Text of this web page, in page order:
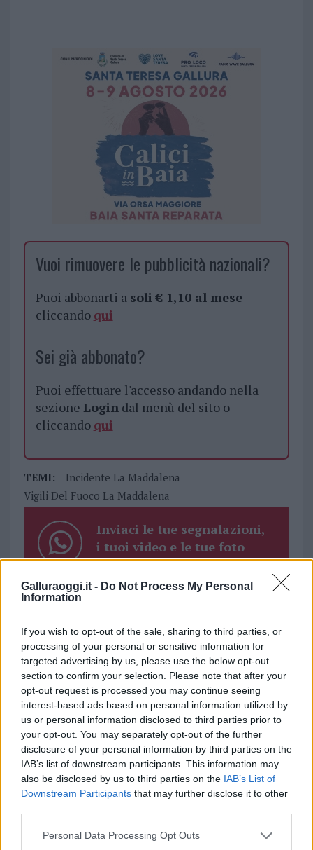
Galluraoggi.it - Do Not Process My Personal
Information
If you wish to opt-out of the sale, sharing to third parties, or
processing of your personal or sensitive information for
targeted advertising by us, please use the below opt-out
section to confirm your selection. Please note that after your
opt-out request is processed you may continue seeing
interest-based ads based on personal information utilized by
us or personal information disclosed to third parties prior to
your opt-out. You may separately opt-out of the further
disclosure of your personal information by third parties on the
IAB’s list of downstream participants. This information may
also be disclosed by us to third parties on the IAB’s List of
Downstream Participants that may further disclose it to other
Please note that this website/app uses one or more Google
Personal Data Processing Opt Outs
Vuoi rimuovere le pubblicità nazionali?
Puoi abbonarti a soli € 1,10 al mese
cliccando qui
Sei già abbonato?
Puoi effettuare l'accesso andando nella
sezione Logindal menù del sito o
cliccando qui
TEMI:
Incidente La Maddalena
Vigili Del Fuoco La Maddalena
Inviaci le tue segnalazioni,
i tuoi video e le tue foto
Su WhatsApp al numero +39
345 356 7512
Notizie in tempo reale?
Entra nel canale telegram di
GalluraOggi.it
Ricevi le nostre ultime news